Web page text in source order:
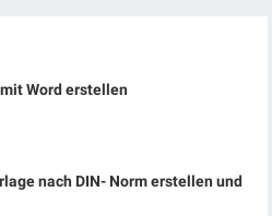
Word erstellen
nach DIN- Norm erstellen und